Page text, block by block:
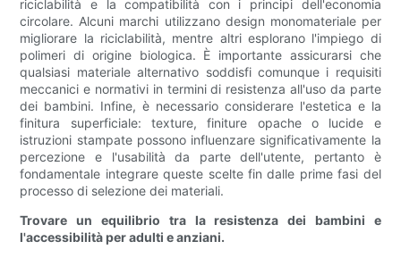
riciclabilità e la compatibilità con i principi dell'economia
circolare. Alcuni marchi utilizzano design monomateriale per
migliorare la riciclabilità, mentre altri esplorano l'impiego di
polimeri di origine biologica. È importante assicurarsi che
qualsiasi materiale alternativo soddisfi comunque i requisiti
meccanici e normativi in ​​termini di resistenza all'uso da parte
dei bambini. Infine, è necessario considerare l'estetica e la
finitura superficiale: texture, finiture opache o lucide e
istruzioni stampate possono influenzare significativamente la
percezione e l'usabilità da parte dell'utente, pertanto è
fondamentale integrare queste scelte fin dalle prime fasi del
processo di selezione dei materiali.
Trovare un equilibrio tra la resistenza dei bambini e
l'accessibilità per adulti e anziani.